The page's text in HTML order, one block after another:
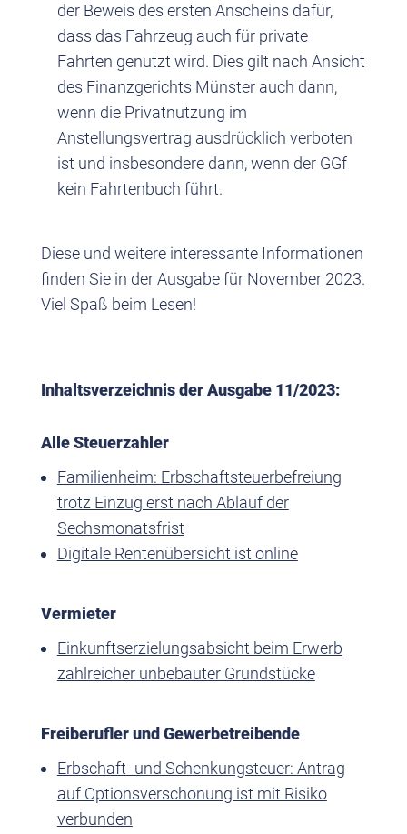
der Beweis des ersten Anscheins dafür,
dass das Fahrzeug auch für private
Fahrten genutzt wird. Dies gilt nach Ansicht
des Finanzgerichts Münster auch dann,
wenn die Privatnutzung im
Anstellungsvertrag ausdrücklich verboten
ist und insbesondere dann, wenn der GGf
kein Fahrtenbuch führt.
Diese und weitere interessante Informationen
finden Sie in der Ausgabe für November 2023.
Viel Spaß beim Lesen!
Inhaltsverzeichnis der Ausgabe 11/2023:
Alle Steuerzahler
Familienheim: Erbschaftsteuerbefreiung
trotz Einzug erst nach Ablauf der
Sechsmonatsfrist
Digitale Rentenübersicht ist online
Vermieter
Einkunftserzielungsabsicht beim Erwerb
zahlreicher unbebauter Grundstücke
Freiberufler und Gewerbetreibende
Erbschaft- und Schenkungsteuer: Antrag
auf Optionsverschonung ist mit Risiko
verbunden